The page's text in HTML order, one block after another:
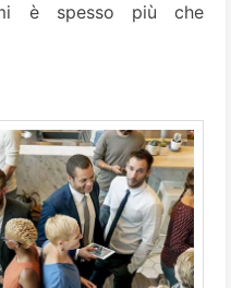
è spesso più che